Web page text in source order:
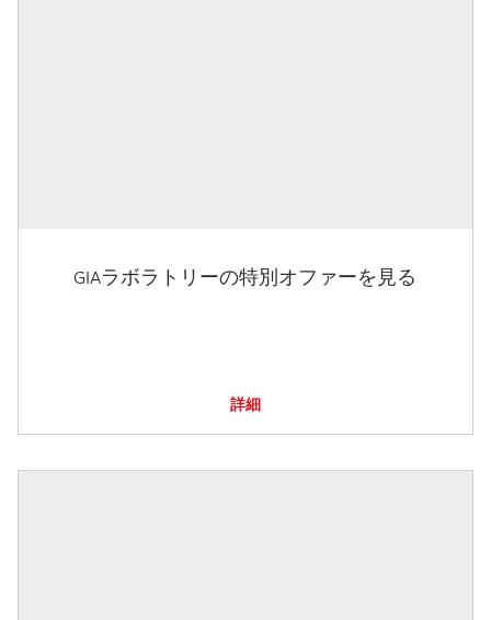
GIAラボラトリーの特別オファーを見る
詳細